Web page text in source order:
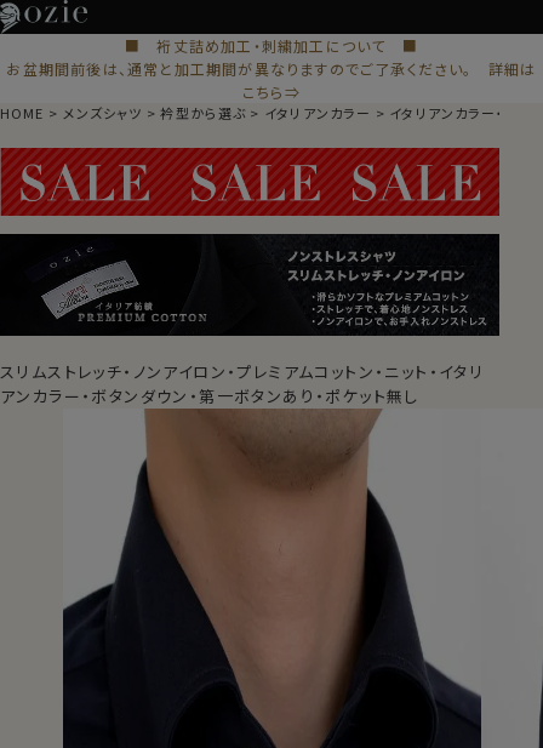
■ 裄丈詰め加工・刺繍加工について ■
お盆期間前後は、通常と加工期間が異なりますのでご了承ください。 詳細は
こちら⇒
HOME メンズシャツ 衿型から選ぶ イタリアンカラー イタリアンカラー・ボタ
スリムストレッチ・ノンアイロン・プレミアムコットン・ニット・イタリ
アンカラー・ボタンダウン・第一ボタンあり・ポケット無し